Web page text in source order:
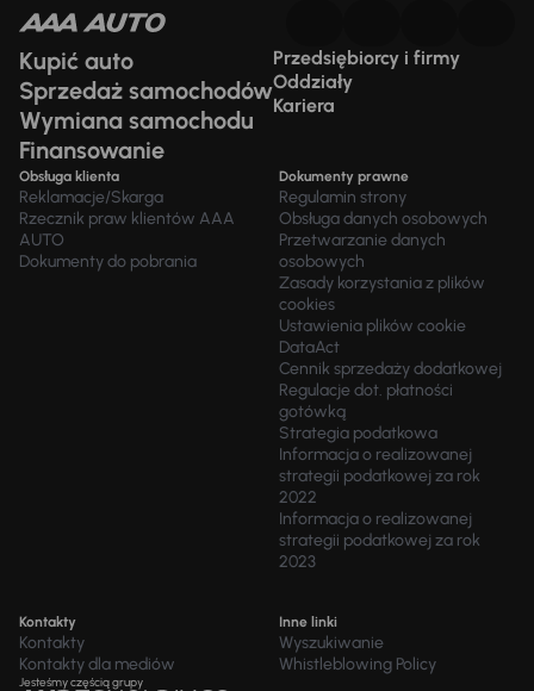
Kupić auto
Sprzedaż samochodów
Wymiana samochodu
Finansowanie
Przedsiębiorcy i firmy
Oddziały
Kariera
Obsługa klienta
Reklamacje/Skarga
Rzecznik praw klientów AAA
AUTO
Dokumenty do pobrania
Dokumenty prawne
Regulamin strony
Obsługa danych osobowych
Przetwarzanie danych
osobowych
Zasady korzystania z plików
cookies
Ustawienia plików cookie
DataAct
Cennik sprzedaży dodatkowej
Regulacje dot. płatności
gotówką
Strategia podatkowa
Informacja o realizowanej
strategii podatkowej za rok
2022
Informacja o realizowanej
strategii podatkowej za rok
2023
Kontakty
Kontakty
Kontakty dla mediów
Inne linki
Wyszukiwanie
Whistleblowing Policy
Jesteśmy częścią grupy